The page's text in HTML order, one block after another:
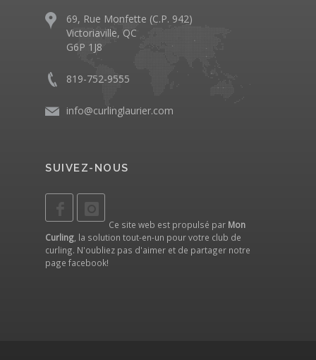
69, Rue Monfette (C.P. 942)
Victoriaville, QC
G6P 1J8
819-752-9555
info@curlinglaurier.com
SUIVEZ-NOUS
Ce site web est propulsé par Mon
Curling , la solution tout-en-un pour votre club de
curling. N'oubliez pas d'aimer et de partager notre
page facebook!